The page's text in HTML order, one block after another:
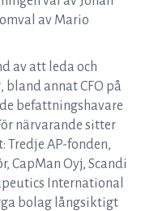
av Mario
av att leda och
annat CFO på
befattningshavare
närvarande sitter
Tredje AP-fonden,
CapMan Oyj, Scandi
International
bolag långsiktigt